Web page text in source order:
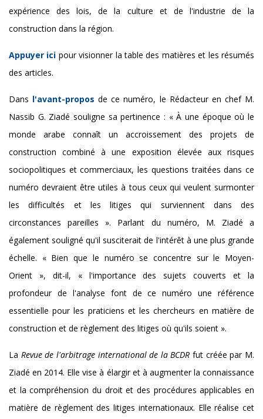
expérience des lois, de la culture et de l'industrie de la
construction dans la région.
Appuyer ici pour visionner la table des matières et les résumés
des articles.
Dans l'avant-propos de ce numéro, le Rédacteur en chef M.
Nassib G. Ziadé souligne sa pertinence : « À une époque où le
monde arabe connaît un accroissement des projets de
construction combiné à une exposition élevée aux risques
sociopolitiques et commerciaux, les questions traitées dans ce
numéro devraient être utiles à tous ceux qui veulent surmonter
les difficultés et les litiges qui surviennent dans des
circonstances pareilles ». Parlant du numéro, M. Ziadé a
également souligné qu'il susciterait de l'intérêt à une plus grande
échelle. « Bien que le numéro se concentre sur le Moyen-
Orient », dit-il, « l'importance des sujets couverts et la
profondeur de l'analyse font de ce numéro une référence
essentielle pour les praticiens et les chercheurs en matière de
construction et de règlement des litiges où qu'ils soient ».
La Revue de l'arbitrage international de la BCDR fut créée par M.
Ziadé en 2014. Elle vise à élargir et à augmenter la connaissance
et la compréhension du droit et des procédures applicables en
matière de règlement des litiges internationaux. Elle réalise cet